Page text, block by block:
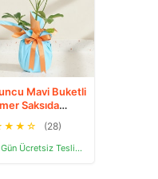
Mavi Buketli
Saksıda
★ ★ ☆ (28)
Aynı Gün Ücretsiz Teslimat